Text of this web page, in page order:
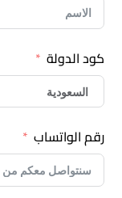
كود الدولة
رقم الواتساب